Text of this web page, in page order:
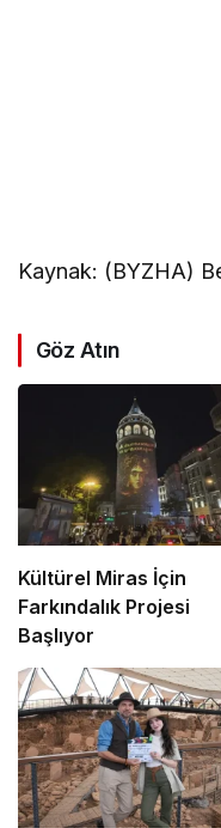
Kaynak: (BYZHA)
Göz Atın
Kültürel Miras İçin
Farkındalık Projesi
Başlıyor